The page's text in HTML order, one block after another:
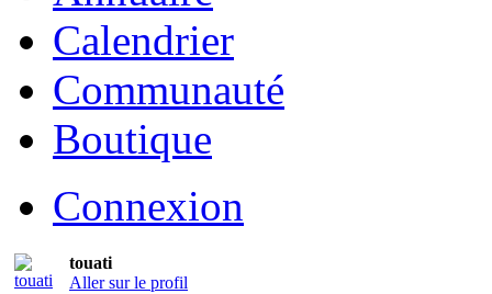
Calendrier
Communauté
Boutique
Connexion
touati
Aller sur le profil